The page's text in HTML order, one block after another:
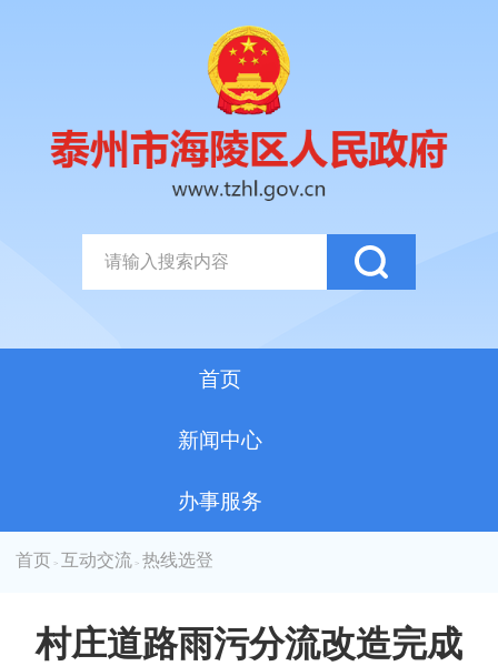
首页
新闻中心
办事服务
首页 > 互动交流 >热线选登
村庄道路雨污分流改造完成